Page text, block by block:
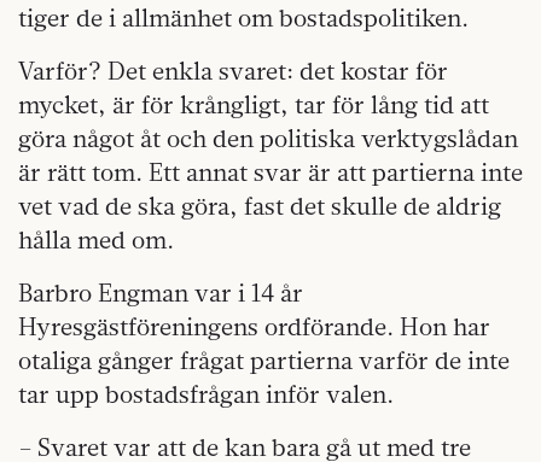
tiger de i allmänhet om bostadspolitiken.
Varför? Det enkla svaret: det kostar för
mycket, är för krångligt, tar för lång tid att
göra något åt och den politiska verktygslådan
är rätt tom. Ett annat svar är att partierna inte
vet vad de ska göra, fast det skulle de aldrig
hålla med om.
Barbro Engman var i 14 år
Hyresgästföreningens ordförande. Hon har
otaliga gånger frågat partierna varför de inte
tar upp bostadsfrågan inför valen.
– Svaret var att de kan bara gå ut med tre